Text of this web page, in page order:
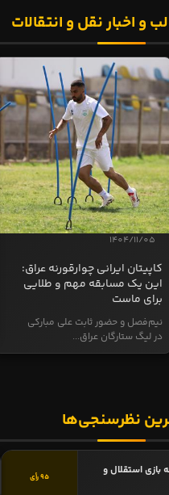
و اخبار نقل و انتقالات
1404/11/05
کاپیتان ایرانی چوارقورنه عراق:
این یک مسابقه مهم و طلایی
برای ماست
نیم‌فصل و حضور ثابت علی مبارکی
در لیگ ستارگان عراق...
نظرسنجی‌ها
بازی استقلال و
95 رأی